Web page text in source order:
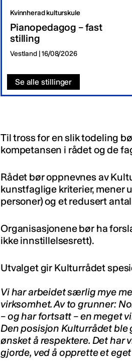
Kvinnherad kulturskule
Pianopedagog – fast
stilling
Vestland | 16/08/2026
Se alle stillinger
Til tross for en slik todeling
kompetansen i rådet og de
Rådet bør oppnevnes av
kunstfaglige kriterier, mener
personer) og et redusert
Organisasjonene bør ha
ikke innstillelsesrett).
Utvalget gir Kulturrådet
Vi har arbeidet særlig mye
virksomhet. Av to grunner:
– og har fortsatt – en meget
Den posisjon Kulturrådet ble
ønsket å respektere. Det har
gjorde, ved å opprette et